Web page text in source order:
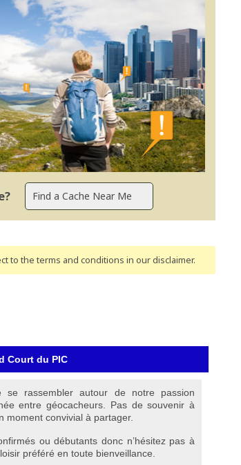
to the terms and conditions in our disclaimer.
Court du PIC
rassembler autour de notre passion
entre géocacheurs. Pas de souvenir à
moment convivial à partager.
ou débutants donc n’hésitez pas à
préféré en toute bienveillance.